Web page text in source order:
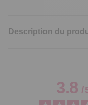
Description du
3.8/